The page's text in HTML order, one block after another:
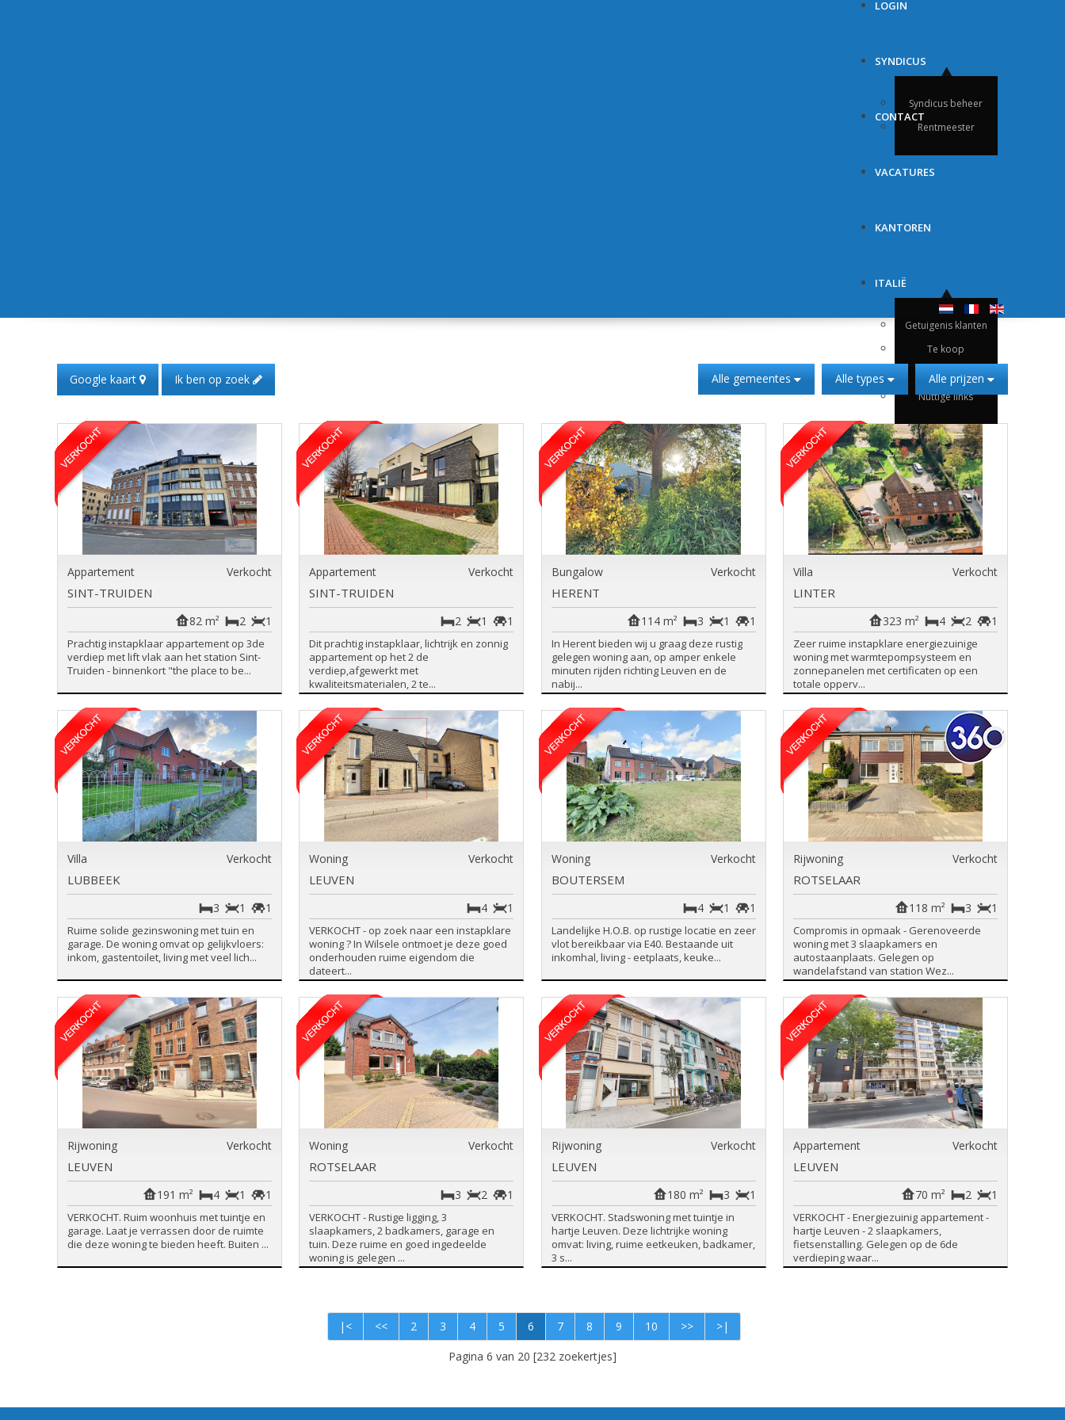
LOGIN
SYNDICUS
Syndicus beheer
Rentmeester
CONTACT
VACATURES
KANTOREN
ITALIË
Getuigenis klanten
Te koop
Te huur
Nuttige links
Google kaart Ik ben op zoek Alle gemeentes Alle types Alle prijzen
Appartement Verkocht
SINT-TRUIDEN
1
2
82 m²
Prachtig instapklaar appartement op 3de
verdiep met lift vlak aan het station Sint-
Truiden - binnenkort "the place to be...
Appartement Verkocht
SINT-TRUIDEN
1
1
2
Dit prachtig instapklaar, lichtrijk en zonnig
appartement op het 2 de
verdiep,afgewerkt met
kwaliteitsmaterialen, 2 te...
Bungalow Verkocht
HERENT
1
1
3
114 m²
In Herent bieden wij u graag deze rustig
gelegen woning aan, op amper enkele
minuten rijden richting Leuven en de
nabij...
Villa Verkocht
LINTER
1
2
4
323 m²
Zeer ruime instapklare energiezuinige
woning met warmtepompsysteem en
zonnepanelen met certificaten op een
totale opperv...
Villa Verkocht
LUBBEEK
1
1
3
Ruime solide gezinswoning met tuin en
garage. De woning omvat op gelijkvloers:
inkom, gastentoilet, living met veel lich...
Woning Verkocht
LEUVEN
1
4
VERKOCHT - op zoek naar een instapklare
woning ? In Wilsele ontmoet je deze goed
onderhouden ruime eigendom die
dateert...
Woning Verkocht
BOUTERSEM
1
1
4
Landelijke H.O.B. op rustige locatie en zeer
vlot bereikbaar via E40. Bestaande uit
inkomhal, living - eetplaats, keuke...
Rijwoning Verkocht
ROTSELAAR
1
3
118 m²
Compromis in opmaak - Gerenoveerde
woning met 3 slaapkamers en
autostaanplaats. Gelegen op
wandelafstand van station Wez...
Rijwoning Verkocht
LEUVEN
1
1
4
191 m²
VERKOCHT. Ruim woonhuis met tuintje en
garage. Laat je verrassen door de ruimte
die deze woning te bieden heeft. Buiten ...
Woning Verkocht
ROTSELAAR
1
2
3
VERKOCHT - Rustige ligging, 3
slaapkamers, 2 badkamers, garage en
tuin. Deze ruime en goed ingedeelde
woning is gelegen ...
Rijwoning Verkocht
LEUVEN
1
3
180 m²
VERKOCHT. Stadswoning met tuintje in
hartje Leuven. Deze lichtrijke woning
omvat: living, ruime eetkeuken, badkamer,
3 s...
Appartement Verkocht
LEUVEN
1
2
70 m²
VERKOCHT - Energiezuinig appartement -
hartje Leuven - 2 slaapkamers,
fietsenstalling. Gelegen op de 6de
verdieping waar...
|< << 2 3 4 5 6 7 8 9 10 >>
>|
Pagina 6 van 20 [232 zoekertjes]